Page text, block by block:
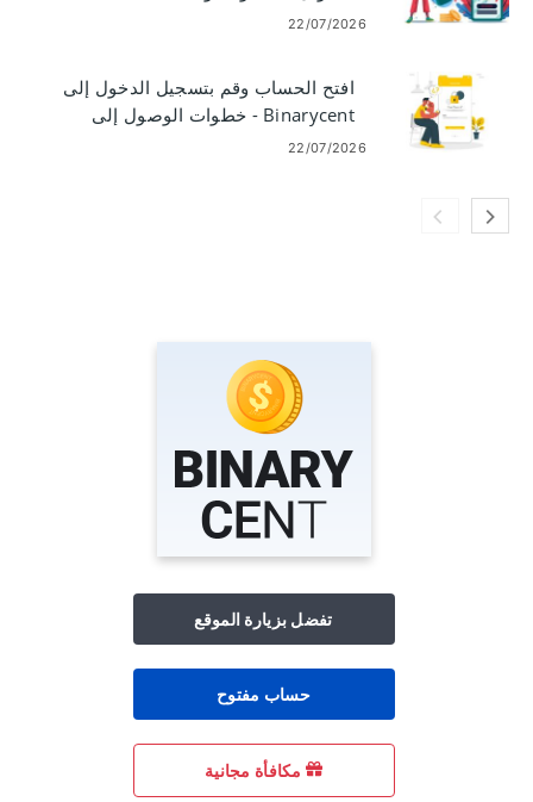
22/07/2026
افتح الحساب وقم بتسجيل الدخول إلى
Binarycent - خطوات الوصول إلى
الحساب
22/07/2026
تفضل بزيارة الموقع
حساب مفتوح
مكافأة مجانية